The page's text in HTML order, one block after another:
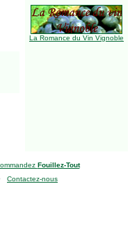
La Romance du Vin Vignoble
Fouillez-Tout
Contactez-nous